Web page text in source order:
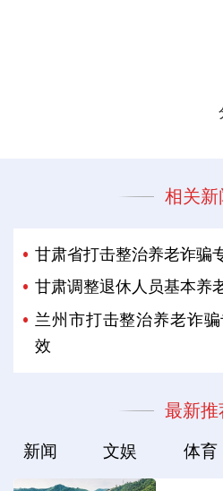
相关新
甘肃省打击整治养老诈骗
甘肃调整退休人员基本养
兰州市打击整治养老诈
效
最新推
新闻 文娱 体育